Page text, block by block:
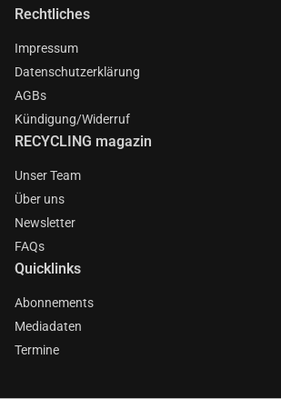
Rechtliches
Impressum
Datenschutzerklärung
AGBs
Kündigung/Widerruf
RECYCLING magazin
Unser Team
Über uns
Newsletter
FAQs
Quicklinks
Abonnements
Mediadaten
Termine